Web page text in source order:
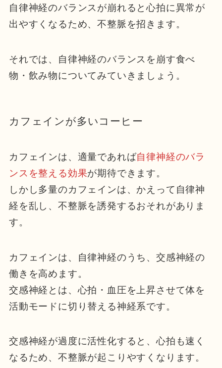
自律神経のバランスが崩れると心拍に異常が
出やすくなるため、不整脈を招きます。
それでは、自律神経のバランスを崩す食べ
物・飲み物についてみていきましょう。
カフェインが多いコーヒー
カフェインは、適量であれば自律神経のバラ
ンスを整える効果が期待できます。
しかし多量のカフェインは、かえって自律神
経を乱し、不整脈を誘発するおそれがありま
す。
カフェインは、自律神経のうち、交感神経の
働きを高めます。
交感神経とは、心拍・血圧を上昇させて体を
活動モードに切り替える神経系です。
交感神経が過度に活性化すると、心拍も速く
なるため、不整脈が起こりやすくなります。